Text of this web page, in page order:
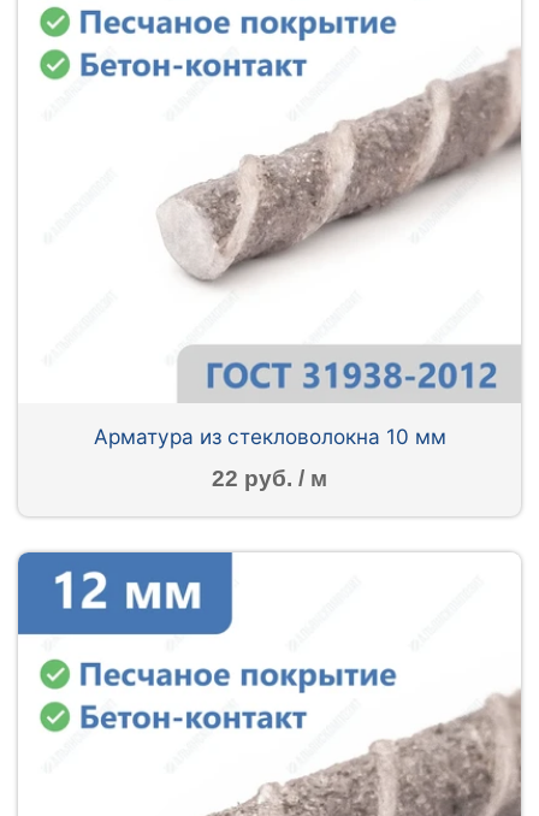
Арматура из стекловолокна 10 мм
22 руб. / м